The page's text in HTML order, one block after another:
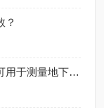
？
地下水流速流向仪是一种电子设备，可用于测量地下水的流速和流向